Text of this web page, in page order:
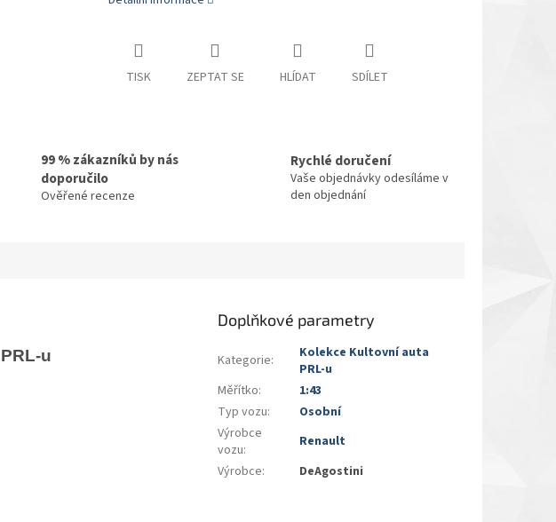
TISK ZEPTAT SE HLÍDAT SDÍLET
99 % zákazníků by nás
doporučilo
Ověřené recenze
Rychlé doručení
Vaše objednávky odesíláme v
den objednání
u
Doplňkové parametry
Kategorie:
Kolekce Kultovní auta
PRL-u
Měřítko:
1:43
Typ vozu:
Osobní
Výrobce
vozu:
Renault
Výrobce: DeAgostini